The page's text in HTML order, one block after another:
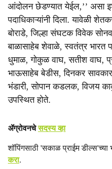
आंदोलन छेडण्यात येईल,’’ असा
पदाधिकाऱ्यांनी दिला. यावेळी
बोराडे, जिल्हा संघटक विवेक
बाळासाहेब शेवाळे, स्वतंत्र भारत
धुमाळ, गोकुळ वाघ, सतीश वाघ,
भाऊसाहेब बेडीस, दिनकर
भंडारी, सोपान कडलक, विजय
उपस्थित होते.
ॲग्रोवनचेसदस्य व्हा
शॉपिंगसाठी 'सकाळ प्राईम डील्स'च्या
करा.